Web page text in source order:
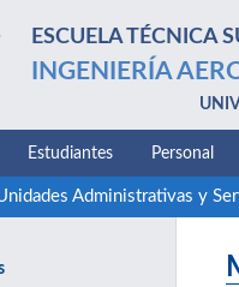
ESCUELA TÉCNICA
INGENIERÍA
Estudiantes Personal
Administrativas y